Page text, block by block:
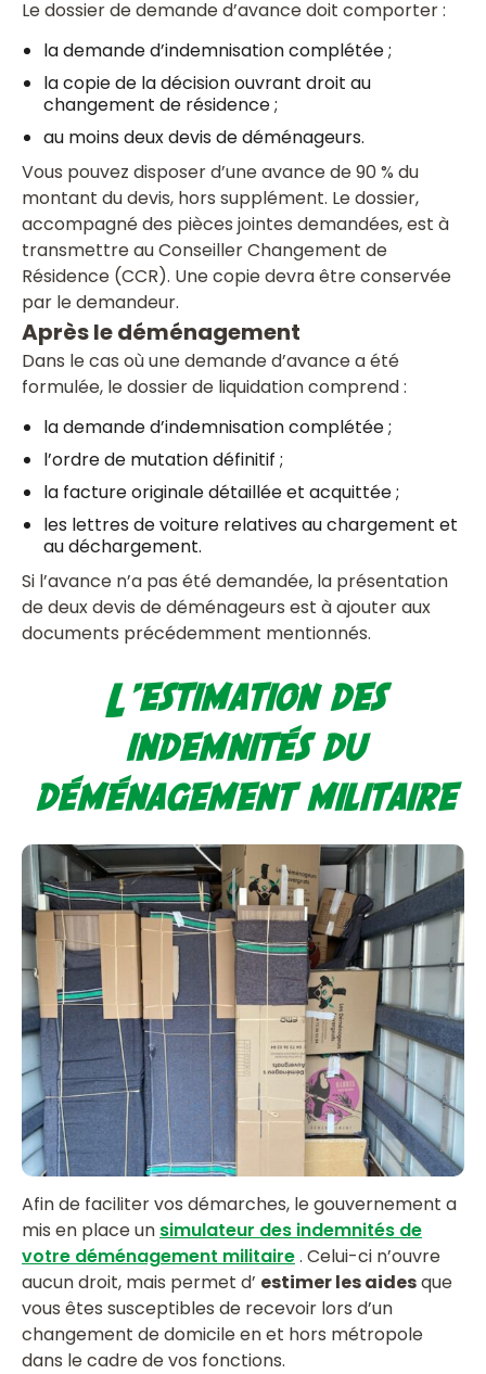
Le dossier de demande d’avance doit comporter :
la demande d’indemnisation complétée ;
la copie de la décision ouvrant droit au
changement de résidence ;
au moins deux devis de déménageurs.
Vous pouvez disposer d’une avance de 90 % du
montant du devis, hors supplément. Le dossier,
accompagné des pièces jointes demandées, est à
transmettre au Conseiller Changement de
Résidence (CCR). Une copie devra être conservée
par le demandeur.
Après le déménagement
Dans le cas où une demande d’avance a été
formulée, le dossier de liquidation comprend :
la demande d’indemnisation complétée ;
l’ordre de mutation définitif ;
la facture originale détaillée et acquittée ;
les lettres de voiture relatives au chargement et
au déchargement.
Si l’avance n’a pas été demandée, la présentation
de deux devis de déménageurs est à ajouter aux
documents précédemment mentionnés.
L’estimation des
indemnités du
déménagement militaire
Afin de faciliter vos démarches, le gouvernement a
mis en place un simulateur des indemnités de
votre déménagement militaire. Celui-ci n’ouvre
aucun droit, mais permet d’ estimer les aidesque
vous êtes susceptibles de recevoir lors d’un
changement de domicile en et hors métropole
dans le cadre de vos fonctions.